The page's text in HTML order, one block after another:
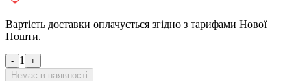
Вартість доставки оплачується згідно з тарифами Нової
Пошти.
- 1
+
Немає в наявності